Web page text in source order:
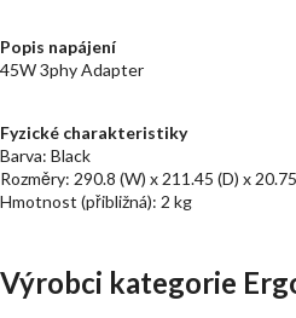
Popis napájení
45W 3phy Adapter
Fyzické charakteristiky
Barva: Black
Rozměry: 290.8 (W) x 211.45 (D) x
Hmotnost (přibližná): 2 kg
Výrobci kategorie